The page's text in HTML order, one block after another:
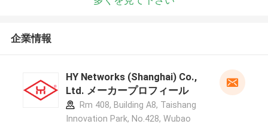
企業情報
HY Networks (Shanghai) Co.,
Ltd. メーカープロフィール
Rm 408, Building A8, Taishang
Innovation Park, No.428, Wubao